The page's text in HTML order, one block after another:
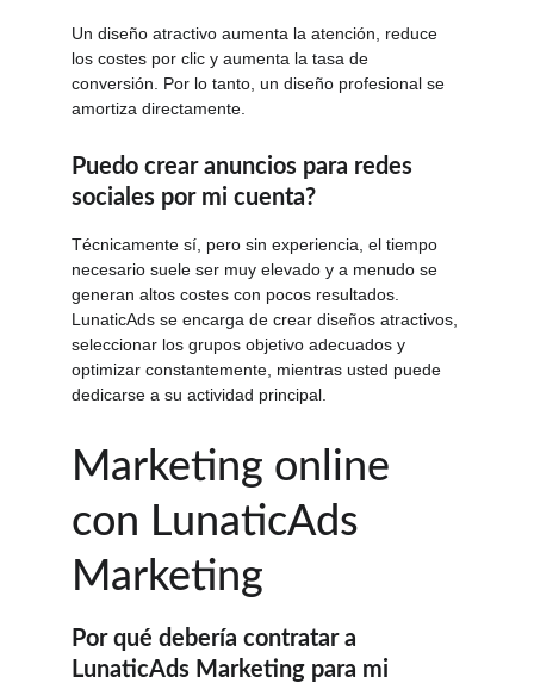
Un diseño atractivo aumenta la atención, reduce
los costes por clic y aumenta la tasa de
conversión. Por lo tanto, un diseño profesional se
amortiza directamente.
Puedo crear anuncios para redes
sociales por mi cuenta?
Técnicamente sí, pero sin experiencia, el tiempo
necesario suele ser muy elevado y a menudo se
generan altos costes con pocos resultados.
LunaticAds se encarga de crear diseños atractivos,
seleccionar los grupos objetivo adecuados y
optimizar constantemente, mientras usted puede
dedicarse a su actividad principal.
Por qué debería contratar a
LunaticAds Marketing para mi
Marketing online
con LunaticAds
Marketing